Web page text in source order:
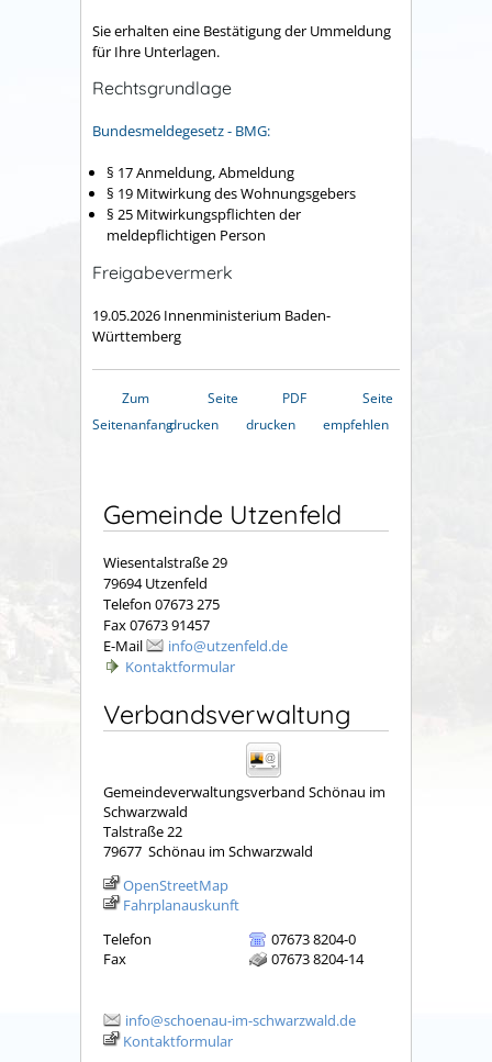
Sie erhalten eine Bestätigung der Ummeldung
für Ihre Unterlagen.
Rechtsgrundlage
Bundesmeldegesetz - BMG:
§ 17 Anmeldung, Abmeldung
§ 19 Mitwirkung des Wohnungsgebers
§ 25 Mitwirkungspflichten der
meldepflichtigen Person
Freigabevermerk
19.05.2026 Innenministerium Baden-
Württemberg
Zum
Seitenanfang
Seite
drucken
PDF
drucken
Seite
empfehlen
Gemeinde Utzenfeld
Wiesentalstraße 29
79694 Utzenfeld
Telefon 07673 275
Fax 07673 91457
E-Mail
info@utzenfeld.de
Kontaktformular
Verbandsverwaltung
Gemeindeverwaltungsverband Schönau im
Schwarzwald
Talstraße 22
79677 Schönau im Schwarzwald
OpenStreetMap
Fahrplanauskunft
Telefon
07673 8204-0
Fax
07673 8204-14
info@schoenau-im-schwarzwald.de
Kontaktformular